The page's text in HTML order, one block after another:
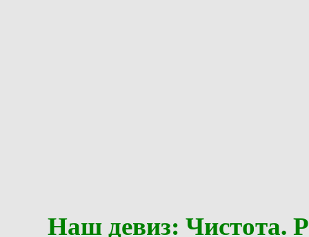
Наш девиз: